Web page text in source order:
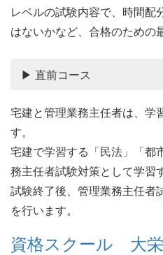
レベルの試験内容で、時間配
はないかなど、合格のための
▶ 直前コース
宅建と管理業務主任者は、学
す。
宅建で学習する「民法」「都
務主任者試験対策として学習
試験終了後、管理業務主任者
を行います。
資格スクール 大